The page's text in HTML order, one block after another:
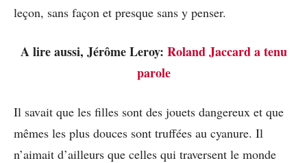
leçon, sans façon et presque sans y penser.
A lire aussi, Jérôme Leroy: Roland Jaccard a tenu
parole
Il savait que les filles sont des jouets dangereux et que
mêmes les plus douces sont truffées au cyanure. Il
n’aimait d’ailleurs que celles qui traversent le monde